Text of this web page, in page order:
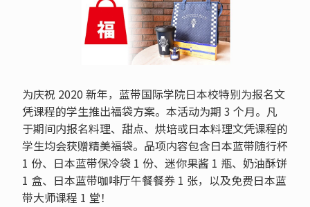
为庆祝 2020 新年，蓝带国际学院日本校特别为报名文
凭课程的学生推出福袋方案。本活动为期 3 个月。凡
于期间内报名料理、甜点、烘培或日本料理文凭课程的
学生均会获赠精美福袋。品项内容包含日本蓝带随行杯
1 份、日本蓝带保冷袋 1 份、迷你果酱 1 瓶、奶油酥饼
1 盒、日本蓝带咖啡厅午餐餐券 1 张，以及免费日本蓝
带大师课程 1 堂！